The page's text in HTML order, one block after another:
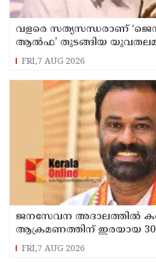
വളരെ സത്യസന്ധരാണ്
ആൽഫ’ തുടങ്ങിയ
ഭാഗവത്
FRI,7 AUG 2026
ജനസേവന അദാലത്തിൽ
ആക്രമണത്തിന് ഇരയായ 30
സഹായധനം അനുവദിച്ചു
FRI,7 AUG 2026